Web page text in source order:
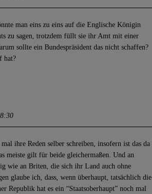
man eins zu eins auf die Englische Königin
zu sagen, trotzdem füllt sie ihr Amt mit einer
sollte ein Bundespräsident das nicht schaffen?
hat?
ihre Reden selber schreiben, insofern ist das da
meiste gilt für beide gleichermaßen. Und an
wie an Briten, die sich ihr Land auch ohne
glaube ich, dass, wenn überhaupt, tatsächlich die
Republik hat es ein “Staatsoberhaupt” noch mal